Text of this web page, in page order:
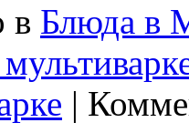
в Блюда в
|